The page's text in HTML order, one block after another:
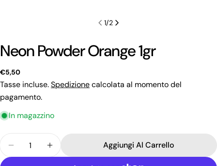
1/2
Neon Powder Orange 1gr
Prezzo
regolare
€5,50
Tasse incluse.Spedizionecalcolata al momento del
pagamento.
In magazzino
Diminuisci La Quantità Per Neon Powder Orange
Aumenta La Quantità Per Neon Powder
Aggiungi Al Carrello
Il
La